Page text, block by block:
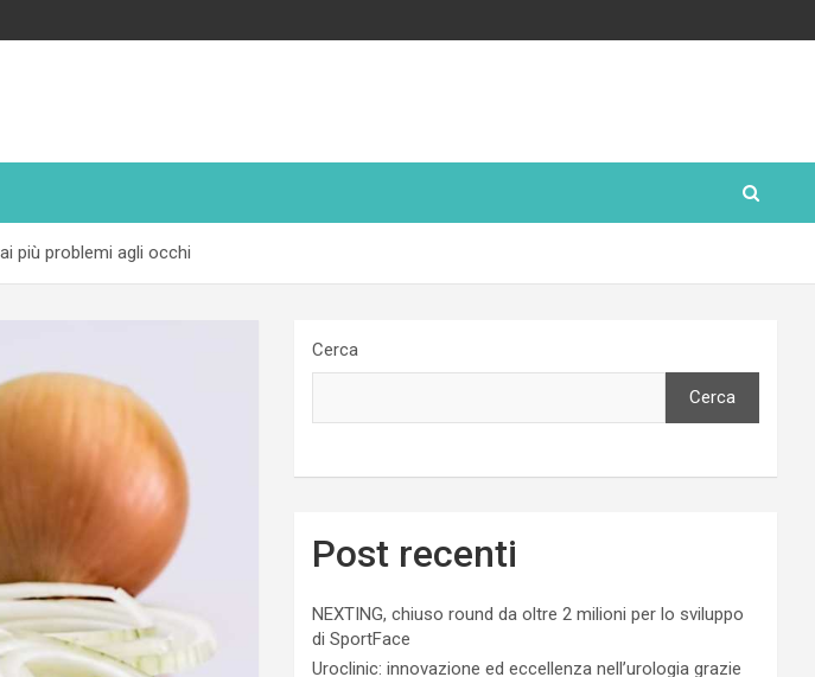
più problemi agli occhi
Cerca
Cerca
Post recenti
NEXTING, chiuso round da oltre 2 milioni per lo sviluppo
di SportFace
Uroclinic: innovazione ed eccellenza nell’urologia grazie